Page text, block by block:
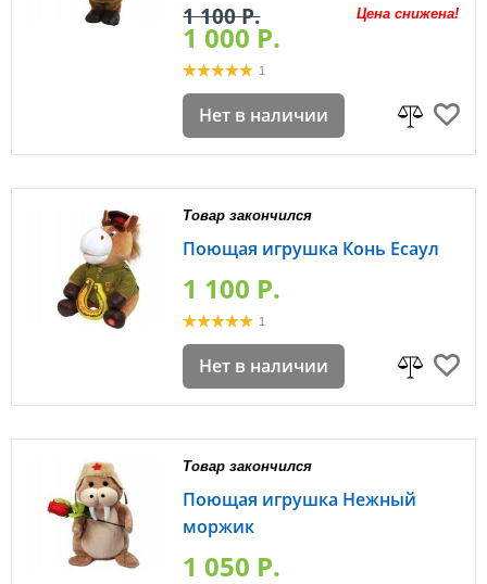
Цена снижена!
1 100 P.
1 000 P.
1
Нет в наличии
Товар закончился
Поющая игрушка Конь Есаул
1 100 P.
1
Нет в наличии
Товар закончился
Поющая игрушка Нежный
моржик
1 050 P.